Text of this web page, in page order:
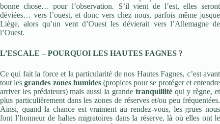
bonne chose… pour l’observation. S’il vient de l’est, elles seront
déviées… vers l’ouest, et donc vers chez nous, parfois même jusque
Liège, alors qu’un vent d’Ouest les dévierait vers l’Allemagne de
l’Ouest.
L’ESCALE – POURQUOI LES HAUTES FAGNES ?
Ce qui fait la force et la particularité de nos Hautes Fagnes, c’est avant
tout lesgrandes zones humides(propices pour se protéger et entendre
arriver les prédateurs) mais aussi la grande tranquillité qui y règne, et
plus particulièrement dans les zones de réserves et/ou peu fréquentées.
Ainsi, quand la chance est vraiment au rendez-vous, les grues nous
font l’honneur de haltes migratoires dans la réserve, là où elles ont le